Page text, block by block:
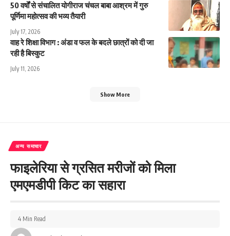
50 वर्षों से संचालित योगीराज चंचल बाबा आश्रम में गुरु
पूर्णिमा महोत्सव की भव्य तैयारी
July 17, 2026
वाह रे शिक्षा विभाग : अंडा व फल के बदले छात्रों को दी जा
रही है बिस्कुट
July 11, 2026
Show More
अन्य समाचार
फाइलेरिया से ग्रसित मरीजों को मिला
एमएमडीपी किट का सहारा
4 Min Read